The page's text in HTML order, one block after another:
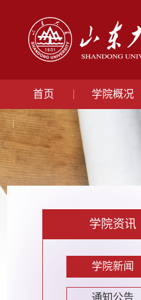
首页 学院概况
学院资讯
学院新闻
通知公告